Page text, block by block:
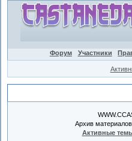
Форум Участники
Архив
Активные